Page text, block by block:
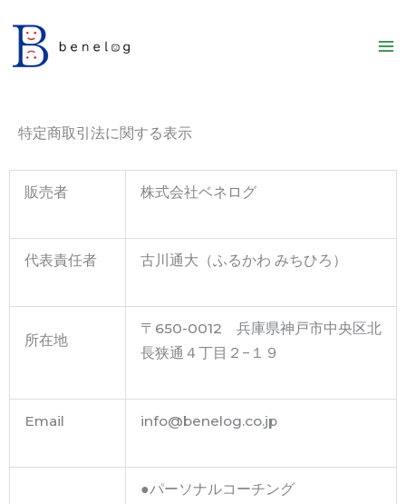
を
特定商取引法に関する表示
販売者 株式会社ベネログ
代表責任者 古川通大（ふるかわ みちひろ）
所在地
〒650-0012 兵庫県神戸市中央区北
長狭通４丁目２−１９
Email info@benelog.co.jp
●パーソナルコーチング